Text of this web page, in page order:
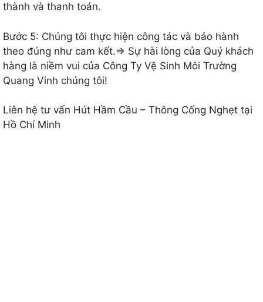
thành và thanh toán.
Bước 5: Chúng tôi thực hiện công tác và bảo hành
theo đúng như cam kết.=> Sự hài lòng của Quý khách
hàng là niềm vui của Công Ty Vệ Sinh Môi Trường
Quang Vinh chúng tôi!
Liên hệ tư vấn Hút Hầm Cầu – Thông Cống Nghẹt tại
Hồ Chí Minh